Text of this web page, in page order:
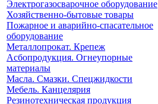
Электрогазосварочное оборудование
Хозяйственно-бытовые товары
Пожарное и аварийно-спасательное
оборудование
Металлопрокат. Крепеж
Асбопродукция. Огнеупорные
материалы
Масла. Смазки. Спецжидкости
Мебель. Канцелярия
Резинотехническая продукция